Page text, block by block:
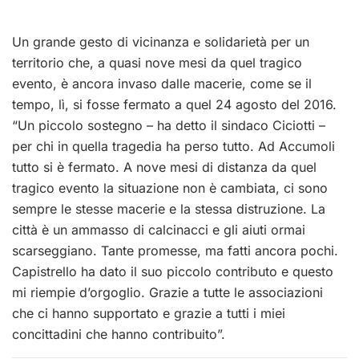
Un grande gesto di vicinanza e solidarietà per un
territorio che, a quasi nove mesi da quel tragico
evento, è ancora invaso dalle macerie, come se il
tempo, lì, si fosse fermato a quel 24 agosto del 2016.
“Un piccolo sostegno – ha detto il sindaco Ciciotti –
per chi in quella tragedia ha perso tutto. Ad Accumoli
tutto si è fermato. A nove mesi di distanza da quel
tragico evento la situazione non è cambiata, ci sono
sempre le stesse macerie e la stessa distruzione. La
città è un ammasso di calcinacci e gli aiuti ormai
scarseggiano. Tante promesse, ma fatti ancora pochi.
Capistrello ha dato il suo piccolo contributo e questo
mi riempie d’orgoglio. Grazie a tutte le associazioni
che ci hanno supportato e grazie a tutti i miei
concittadini che hanno contribuito”.